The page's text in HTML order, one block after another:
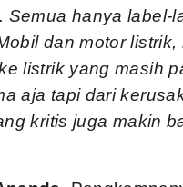
Semua hanya label-
dan motor listrik,
listrik yang masih
aja tapi dari
kritis juga makin